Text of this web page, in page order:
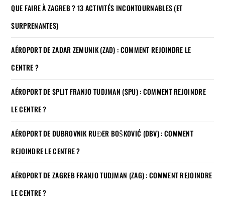
QUE FAIRE À ZAGREB ? 13 ACTIVITÉS INCONTOURNABLES (ET
SURPRENANTES)
AÉROPORT DE ZADAR ZEMUNIK (ZAD) : COMMENT REJOINDRE LE
CENTRE ?
AÉROPORT DE SPLIT FRANJO TUDJMAN (SPU) : COMMENT REJOINDRE
LE CENTRE ?
AÉROPORT DE DUBROVNIK RUĐER BOŠKOVIĆ (DBV) : COMMENT
REJOINDRE LE CENTRE ?
AÉROPORT DE ZAGREB FRANJO TUDJMAN (ZAG) : COMMENT REJOINDRE
LE CENTRE ?